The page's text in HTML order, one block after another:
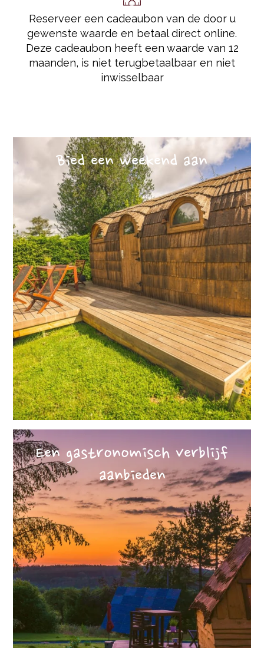
Reserveer een cadeaubon van de door u
gewenste waarde en betaal direct online.
Deze cadeaubon heeft een waarde van 12
maanden, is niet terugbetaalbaar en niet
inwisselbaar
Bied een weekend aan
Een gastronomisch verblijf
aanbieden